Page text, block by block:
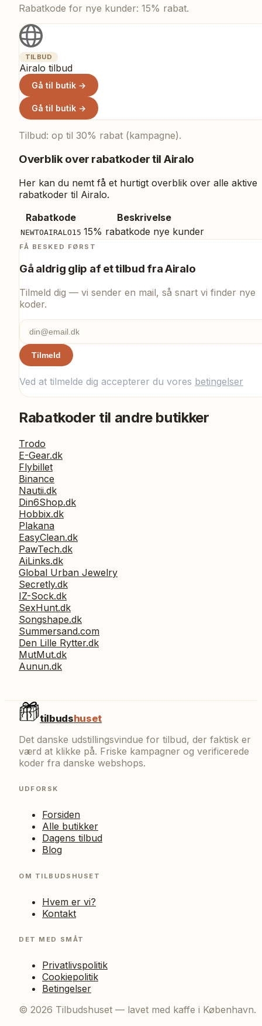
Rabatkode for nye kunder: 15% rabat.
TILBUD
Airalo tilbud
Gå til butik →
Gå til butik →
Tilbud: op til 30% rabat (kampagne).
Overblik over rabatkoder til Airalo
Her kan du nemt få et hurtigt overblik over alle aktive
rabatkoder til Airalo.
Rabatkode
Beskrivelse
NEWTOAIRALO15 15% rabatkode nye kunder
FÅ BESKED FØRST
Gå aldrig glip af et tilbud fraAiralo
Tilmeld dig — vi sender en mail, så snart vi finder nye
koder.
Tilmeld
Ved at tilmelde dig accepterer du vores betingelser
Rabatkoder til andre butikker
Trodo
E-Gear.dk
Flybillet
Binance
Nautii.dk
Din6Shop.dk
Hobbix.dk
Plakana
EasyClean.dk
PawTech.dk
AiLinks.dk
Global Urban Jewelry
Secretly.dk
IZ-Sock.dk
SexHunt.dk
Songshape.dk
Summersand.com
Den Lille Rytter.dk
MutMut.dk
Aunun.dk
tilbudshuset
Det danske udstillingsvindue for tilbud, der faktisk er
værd at klikke på. Friske kampagner og verificerede
koder fra danske webshops.
UDFORSK
Forsiden
Alle butikker
Dagens tilbud
Blog
OM TILBUDSHUSET
Hvem er vi?
Kontakt
DET MED SMÅT
Privatlivspolitik
Cookiepolitik
Betingelser
© 2026 Tilbudshuset — lavet med kaffe i København.